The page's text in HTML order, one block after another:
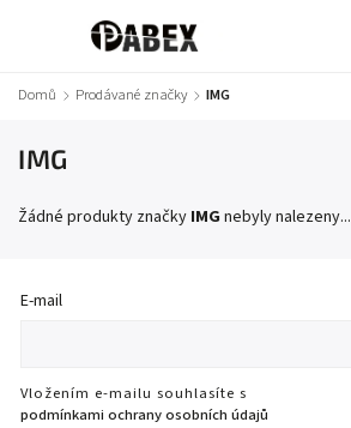
Domů / Prodávané značky / IMG
IMG
Žádné produkty značky IMG nebyly nalezeny...
E-mail
Vložením e-mailu souhlasíte s
podmínkami ochrany osobních údajů